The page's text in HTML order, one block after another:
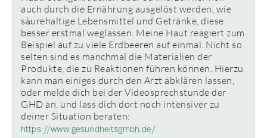
auch durch die Ernährung ausgelöst werden, wie
säurehaltige Lebensmittel und Getränke, diese
besser erstmal weglassen. Meine Haut reagiert zum
Beispiel auf zu viele Erdbeeren auf einmal. Nicht so
selten sind es manchmal die Materialien der
Produkte, die zu Reaktionen führen können. Hierzu
kann man einiges durch den Arzt abklären lassen,
oder melde dich bei der Videosprechstunde der
GHD an, und lass dich dort noch intensiver zu
deiner Situation beraten:
https://www.gesundheitsgmbh.de/